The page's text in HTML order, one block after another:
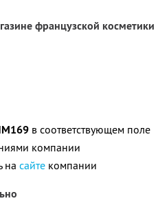
французской косметики
в соответствующем поле
компании
на сайте компании